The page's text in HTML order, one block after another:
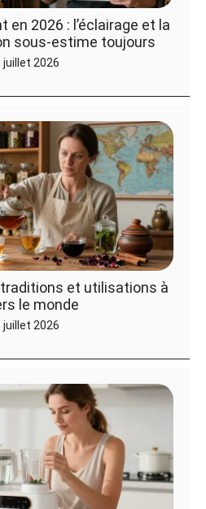
en 2026 : l’éclairage et la
sous-estime toujours
juillet 2026
et utilisations à
le monde
juillet 2026